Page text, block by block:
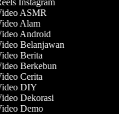
Instagram
ASMR
Alam
Android
Belanjawan
Berita
Berkebun
Cerita
DIY
Dekorasi
Demo